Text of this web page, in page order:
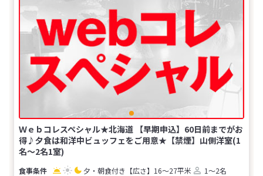
Ｗｅｂコレスペシャル★北海道 【早期申込】60日前までがお
得♪夕食は和洋中ビュッフェをご用意★【禁煙】山側洋室(1
名～2名1室)
夕・朝食付き 【広さ】16～27平米
1～2名